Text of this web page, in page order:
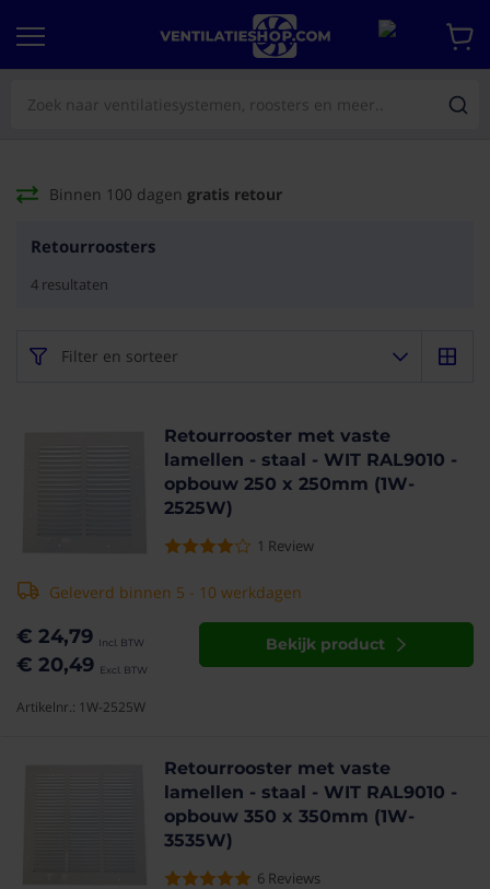
Binnen 100 dagen gratis retour
Retourroosters
4 resultaten
Filter en sorteer
Retourrooster met vaste
lamellen - staal - WIT RAL9010 -
opbouw 250 x 250mm (1W-
2525W)
1 Review
€ 24,79
€ 20,49
Geleverd binnen 5 - 10 werkdagen
Bekijk product
Artikelnr.: 1W-2525W
Retourrooster met vaste
lamellen - staal - WIT RAL9010 -
opbouw 350 x 350mm (1W-
3535W)
6 Reviews